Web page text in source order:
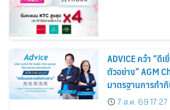
ADVICE คว้า “ดี
ตัวอย่าง” AGM
มาตรฐานการกำ
7 ส.ค. 69 17:27